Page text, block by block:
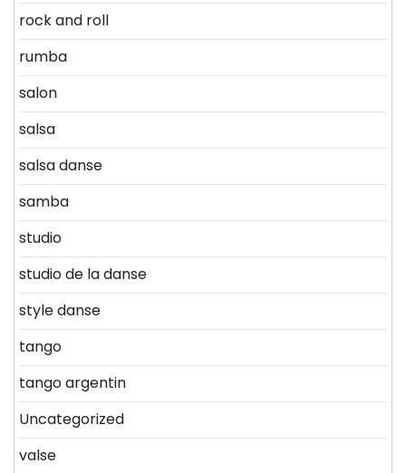
rock and roll
rumba
salon
salsa
salsa danse
samba
studio
studio de la danse
style danse
tango
tango argentin
Uncategorized
valse